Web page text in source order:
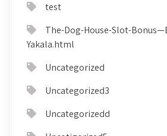
test
The-Dog-House-Slot-
Yakala.html
Uncategorized
Uncategorized3
Uncategorizedd